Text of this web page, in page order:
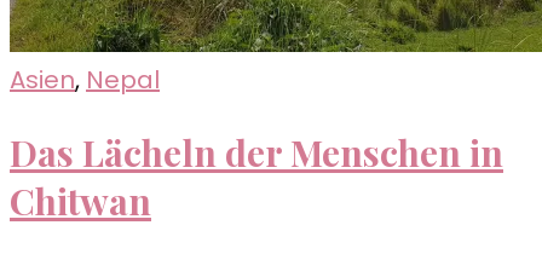
Asien, Nepal
Das Lächeln der Menschen in
Chitwan